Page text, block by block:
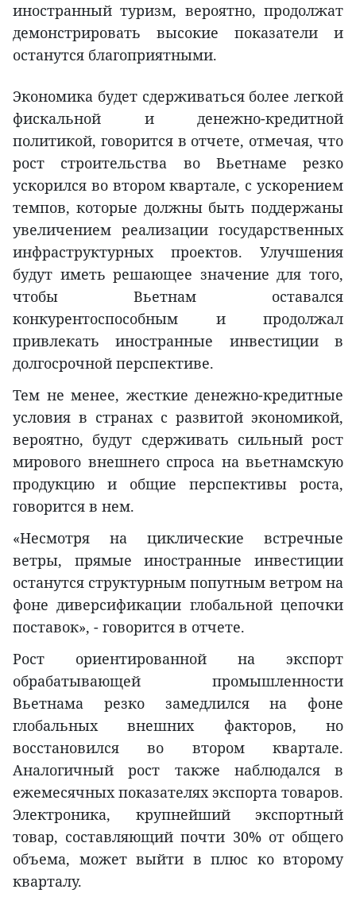
иностранный туризм, вероятно, продолжат
демонстрировать высокие показатели и
останутся благоприятными.
Экономика будет сдерживаться более легкой
фискальной и денежно-кредитной
политикой, говорится в отчете, отмечая, что
рост строительства во Вьетнаме резко
ускорился во втором квартале, с ускорением
темпов, которые должны быть поддержаны
увеличением реализации государственных
инфраструктурных проектов. Улучшения
будут иметь решающее значение для того,
чтобы Вьетнам оставался
конкурентоспособным и продолжал
привлекать иностранные инвестиции в
долгосрочной перспективе.
Тем не менее, жесткие денежно-кредитные
условия в странах с развитой экономикой,
вероятно, будут сдерживать сильный рост
мирового внешнего спроса на вьетнамскую
продукцию и общие перспективы роста,
говорится в нем.
«Несмотря на циклические встречные
ветры, прямые иностранные инвестиции
останутся структурным попутным ветром на
фоне диверсификации глобальной цепочки
поставок», - говорится в отчете.
Рост ориентированной на экспорт
обрабатывающей промышленности
Вьетнама резко замедлился на фоне
глобальных внешних факторов, но
восстановился во втором квартале.
Аналогичный рост также наблюдался в
ежемесячных показателях экспорта товаров.
Электроника, крупнейший экспортный
товар, составляющий почти 30% от общего
объема, может выйти в плюс ко второму
кварталу.